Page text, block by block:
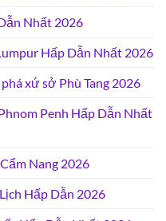
Nhất 2026
Hấp Dẫn Nhất 2026
xứ sở Phù Tang 2026
Penh Hấp Dẫn Nhất
Nang 2026
Hấp Dẫn 2026